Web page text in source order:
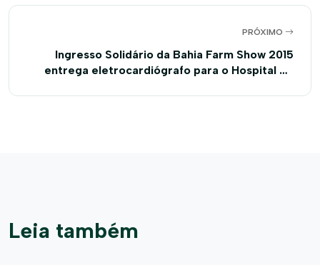
PRÓXIMO
Ingresso Solidário da Bahia Farm Show 2015
entrega eletrocardiógrafo para o Hospital do
Leia também